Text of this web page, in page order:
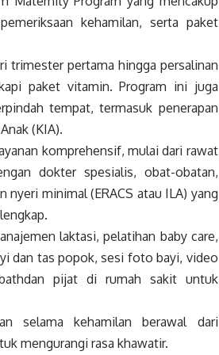
kehamilan, serta paket
trimester pertama hingga persalinan
paket vitamin. Program ini juga
tempat, termasuk penerapan
(KIA).
komprehensif, mulai dari rawat
dokter spesialis, obat-obatan,
minimal (ERACS atau ILA) yang
laktasi, pelatihan baby care,
dan tas popok, sesi foto bayi, video
pijat di rumah sakit untuk
selama kehamilan berawal dari
mengurangi rasa khawatir.